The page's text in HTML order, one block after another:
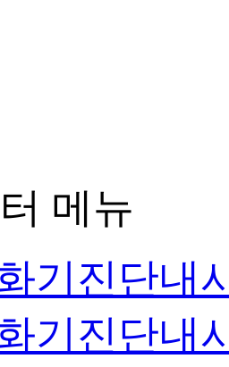
메뉴
기진단내
기진단내